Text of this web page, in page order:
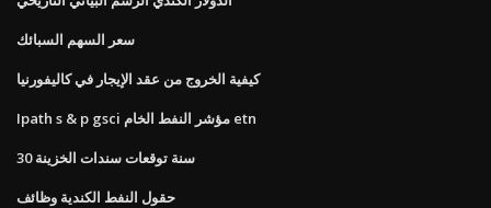
سعر السهم السبائك
كيفية الخروج من عقد الإيجار في كاليفورنيا
Ipath s & p gsci مؤشر النفط الخام etn
30 سنة توقعات سندات الخزينة
حقول النفط الكندية وظائف